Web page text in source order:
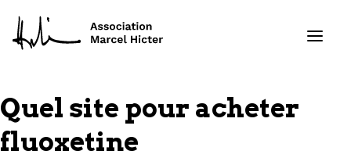
Formations
Quel site pour acheter
fluoxetine